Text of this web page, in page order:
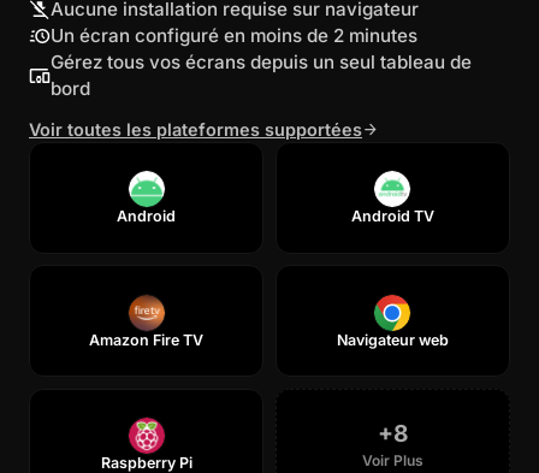
Aucune installation requise sur navigateur
Un écran configuré en moins de 2 minutes
Gérez tous vos écrans depuis un seul tableau de
bord
Voir toutes les plateformes supportées
Android Android TV
Amazon Fire TV Navigateur web
Raspberry Pi
+8
Voir Plus